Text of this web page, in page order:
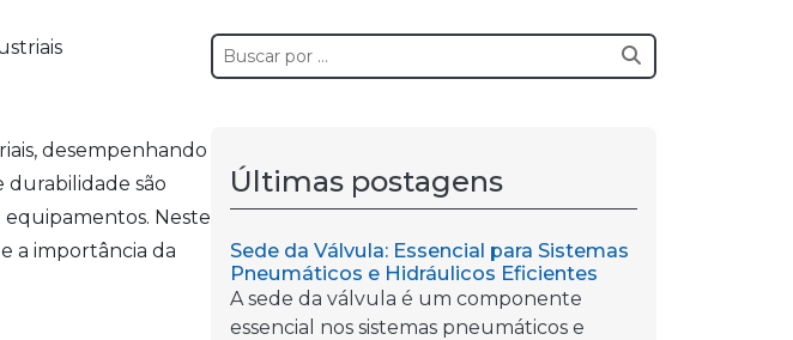
desempenhando
durabilidade são
Neste
a importância da
Últimas postagens
Sede da Válvula: Essencial para Sistemas
Pneumáticos e Hidráulicos Eficientes
A sede da válvula é um componente
essencial nos sistemas pneumáticos e